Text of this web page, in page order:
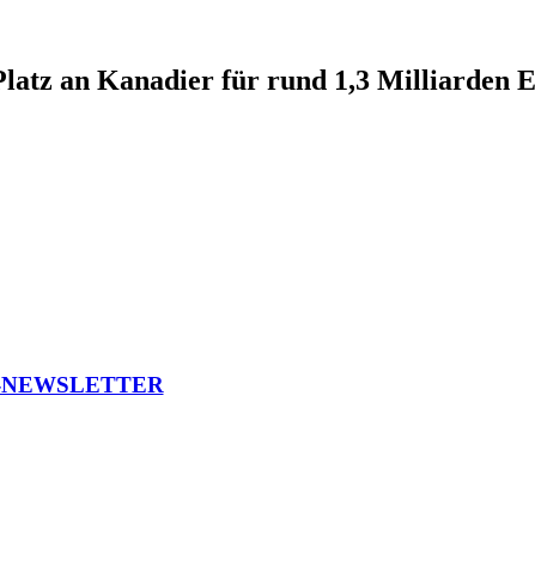
an Kanadier für rund 1,3 Milliarden